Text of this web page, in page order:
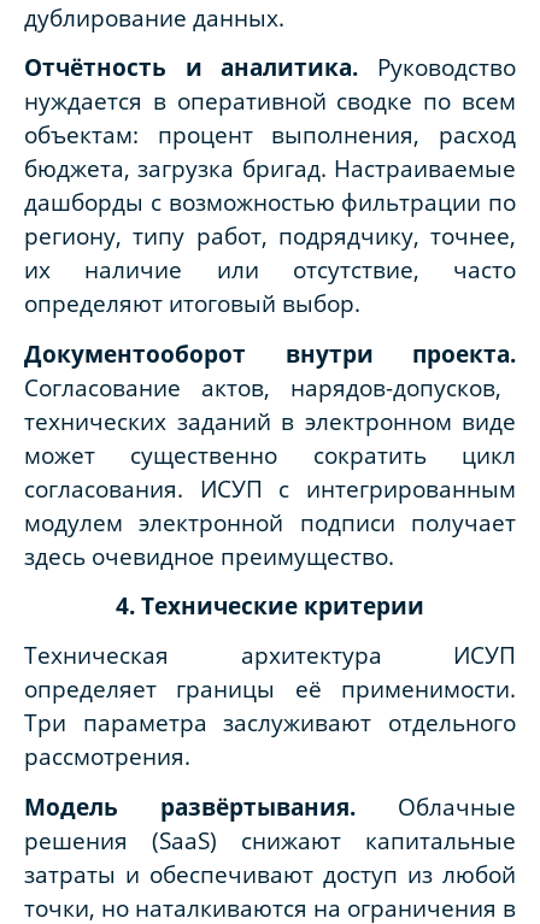
дублирование данных.
Отчётность и аналитика. Руководство
нуждается в оперативной сводке по всем
объектам: процент выполнения, расход
бюджета, загрузка бригад. Настраиваемые
дашборды с возможностью фильтрации по
региону, типу работ, подрядчику, точнее,
их наличие или отсутствие, часто
определяют итоговый выбор.
Документооборот внутри проекта.
Согласование актов, нарядов-допусков,
технических заданий в электронном виде
может существенно сократить цикл
согласования. ИСУП с интегрированным
модулем электронной подписи получает
здесь очевидное преимущество.
4. Технические критерии
Техническая архитектура ИСУП
определяет границы её применимости.
Три параметра заслуживают отдельного
рассмотрения.
Модель развёртывания. Облачные
решения (SaaS) снижают капитальные
затраты и обеспечивают доступ из любой
точки, но наталкиваются на ограничения в